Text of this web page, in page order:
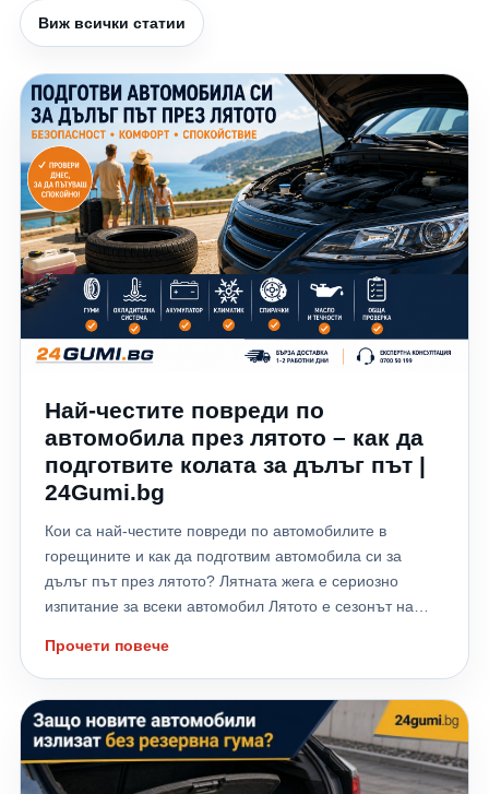
Виж всички статии
Най-честите повреди по
автомобила през лятото – как да
подготвите колата за дълъг път |
24Gumi.bg
Кои са най-честите повреди по автомобилите в
горещините и как да подготвим автомобила си за
дълъг път през лятото? Лятната жега е сериозно
изпитание за всеки автомобил Лятото е сезонът на
които много шофьори изминават към морето,
планината или чужбина. Високите температури обаче
не натоварват само водача – те поставят на сериозно
изпитание всички системи на автомобила. Всяка
година хиляди автомобили аварират именно през
летните месеци заради прегряване на двигателя,
Прочети повече